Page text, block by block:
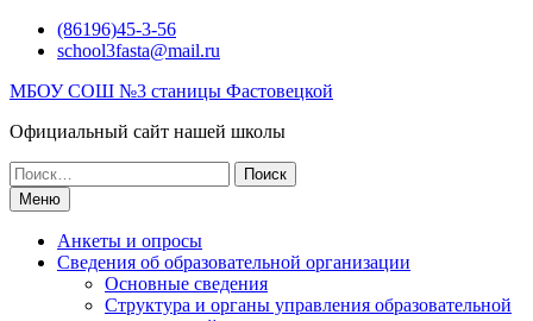
Перейти(86196)45-3-56
school3fasta@mail.ru
МБОУ СОШ №3 станицы Фастовецкой
Официальный сайт нашей школы
Поиск
по:Меню
Анкеты и опросы
Сведения об образовательной организации
Основные сведения
Структура и органы управления образовательной